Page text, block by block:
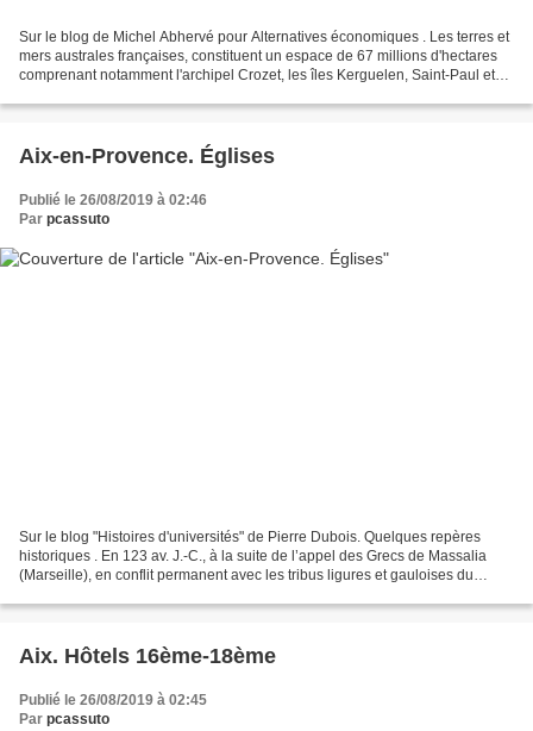
Sur le blog de Michel Abhervé pour Alternatives économiques . Les terres et
mers australes françaises, constituent un espace de 67 millions d'hectares
comprenant notamment l'archipel Crozet, les îles Kerguelen, Saint-Paul et
Aix-en-Provence. Églises
Publié le 26/08/2019 à 02:46
Par pcassuto
Sur le blog "Histoires d'universités" de Pierre Dubois. Quelques repères
historiques . En 123 av. J.-C., à la suite de l’appel des Grecs de Massalia
(Marseille), en conflit permanent avec les tribus ligures et gauloises du
Aix. Hôtels 16ème-18ème
Publié le 26/08/2019 à 02:45
Par pcassuto